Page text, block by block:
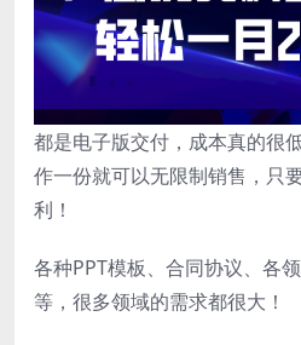
都是电子版交付，成本真的很
作一份就可以无限制销售，只
利！
各种PPT模板、合同协议、各
等，很多领域的需求都很大！